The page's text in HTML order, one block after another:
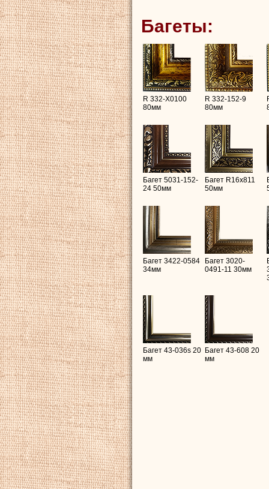
Багеты:
R 332-X0100
80мм
R 332-152-9
80мм
Багет 5031-152-
24 50мм
Багет R16х811
50мм
Багет 3422-0584
34мм
Багет 3020-
0491-11 30мм
Багет 43-036s 20
мм
Багет 43-608 20
мм